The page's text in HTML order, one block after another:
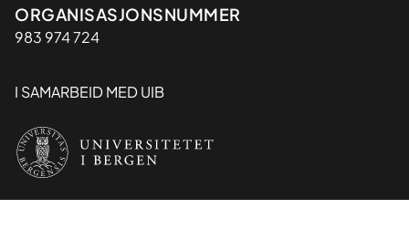
Organisasjon
ORGANISASJONSNUMMER
983 974 724
I SAMARBEID MED UIB